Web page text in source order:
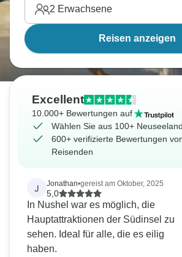
2 Erwachsene
Reisen anzeigen
Excellent
10.000+ Bewertungen auf
Wählen Sie aus 100+
600+ verifizierte Bewertungen
Reisenden
J Jonathan•gereist am Oktober, 2025
5,0
In Nushel war es möglich, die
Hauptattraktionen der Südinsel zu
sehen. Ideal für alle, die es eilig
haben.